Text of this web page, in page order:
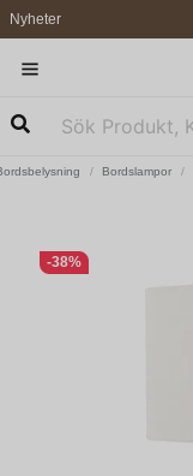
Nyheter
Bordslampor
-38%